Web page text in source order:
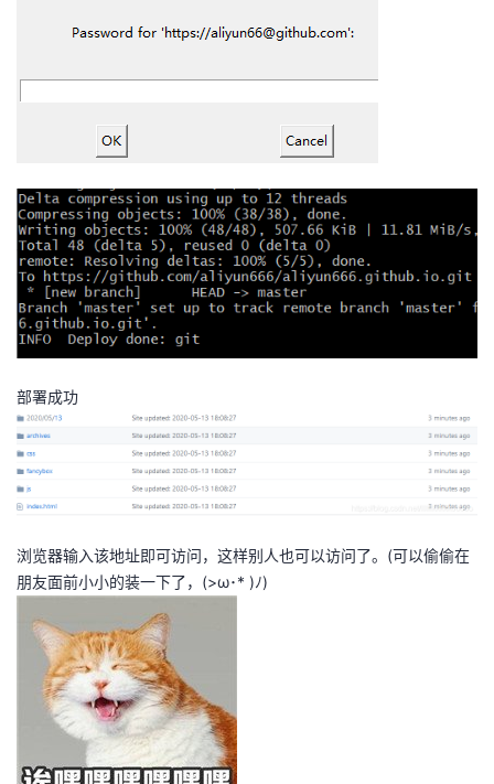
部署成功
浏览器输入该地址即可访问，这样别人也可以访问了。(可以偷偷在
朋友面前小小的装一下了，(>ω･* )ﾉ)